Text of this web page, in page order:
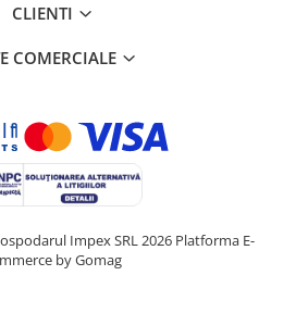
CLIENTI
COMERCIALE
Impex SRL 2026 Platforma E-
by Gomag